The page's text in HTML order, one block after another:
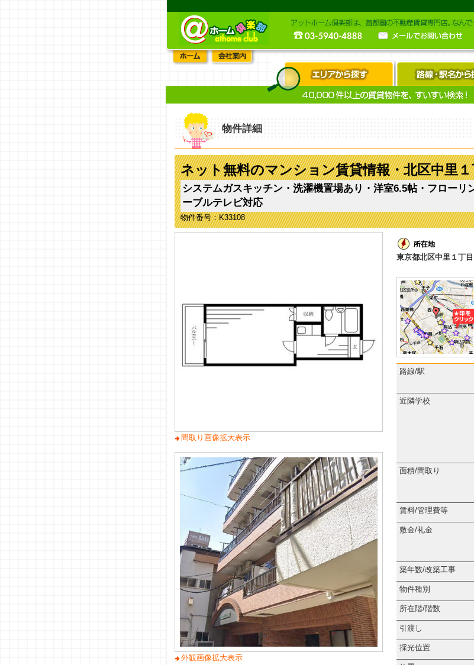
物件詳細
ネット無料のマンション賃貸情報・北区中里
システムガスキッチン・洗濯機置場あり・洋室6.5帖・フローリ
ーブルテレビ対応
物件番号：K33108
東京都北区中里１丁目
路線/駅
近隣学校
面積/間取り
賃料/管理費等
敷金/礼金
築年数/改築工事
物件種別
所在階/階数
引渡し
採光位置
間取り画像拡大表示
外観画像拡大表示